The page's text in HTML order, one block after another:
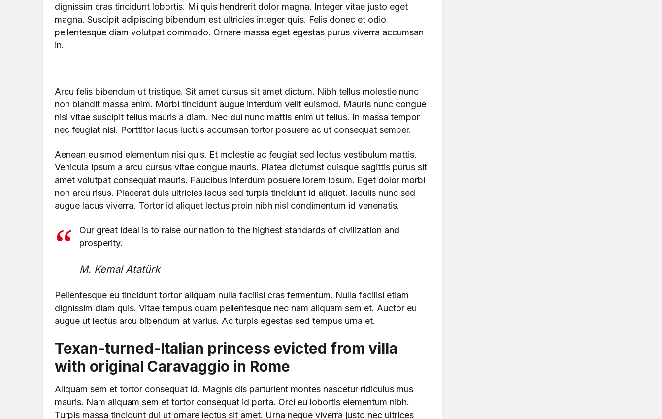
dignissim cras tincidunt lobortis. Mi quis hendrerit dolor magna. Integer vitae justo eget
magna. Suscipit adipiscing bibendum est ultricies integer quis. Felis donec et odio
pellentesque diam volutpat commodo. Ornare massa eget egestas purus viverra accumsan
in.
Arcu felis bibendum ut tristique. Sit amet cursus sit amet dictum. Nibh tellus molestie nunc
non blandit massa enim. Morbi tincidunt augue interdum velit euismod. Mauris nunc congue
nisi vitae suscipit tellus mauris a diam. Nec dui nunc mattis enim ut tellus. In massa tempor
nec feugiat nisl. Porttitor lacus luctus accumsan tortor posuere ac ut consequat semper.
Aenean euismod elementum nisi quis. Et molestie ac feugiat sed lectus vestibulum mattis.
Vehicula ipsum a arcu cursus vitae congue mauris. Platea dictumst quisque sagittis purus sit
amet volutpat consequat mauris. Faucibus interdum posuere lorem ipsum. Eget dolor morbi
non arcu risus. Placerat duis ultricies lacus sed turpis tincidunt id aliquet. Iaculis nunc sed
augue lacus viverra. Tortor id aliquet lectus proin nibh nisl condimentum id venenatis.
Our great ideal is to raise our nation to the highest standards of civilization and
prosperity.
M. Kemal Atatürk
Pellentesque eu tincidunt tortor aliquam nulla facilisi cras fermentum. Nulla facilisi etiam
dignissim diam quis. Vitae tempus quam pellentesque nec nam aliquam sem et. Auctor eu
augue ut lectus arcu bibendum at varius. Ac turpis egestas sed tempus urna et.
Texan-turned-Italian princess evicted from villa
with original Caravaggio in Rome
Aliquam sem et tortor consequat id. Magnis dis parturient montes nascetur ridiculus mus
mauris. Nam aliquam sem et tortor consequat id porta. Orci eu lobortis elementum nibh.
Turpis massa tincidunt dui ut ornare lectus sit amet. Urna neque viverra justo nec ultrices